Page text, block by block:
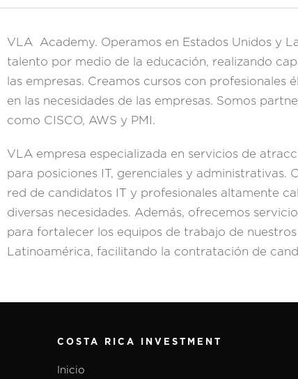
VLA Academy. Operamos en Estados Unidos y
talento por medio de la educación, realizando
las empresas. Creamos cursos con profesionales
en las necesidades de las empresas. Somos
como CISCO, AWS y PMI.
VLA empresa especializada en servicios de
para posiciones IT, gerenciales y administrativas.
red de candidatos IT y profesionales altamente
diversas necesidades. Además, ofrecemos
para fortalecer los equipos de trabajo de
Latinoamérica, facilitando la contratación de
COSTA RICA INVESTMENT
Inicio